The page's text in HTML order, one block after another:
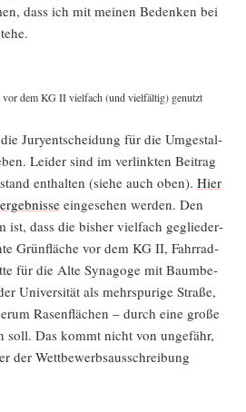
dass ich mit mei­nen Beden­ken bei
dem KG II viel­fach (und viel­fäl­tig) genutzt
Jury­ent­schei­dung für die Umge­stal­
Lei­der sind im ver­link­ten Bei­trag
ent­hal­ten (sie­he auch oben). Hier
ein­ge­se­hen wer­den. Den
ist, dass die bis­her viel­fach geglie­der­
Grün­flä­che vor dem KG II, Fahr­rad­
für die Alte Syn­ago­ge mit Baum­be­
Uni­ver­si­tät als mehr­spu­ri­ge Stra­ße,
Rasen­flä­chen – durch eine gro­ße
soll. Das kommt nicht von unge­fähr,
der Wett­be­werbs­aus­schrei­bung